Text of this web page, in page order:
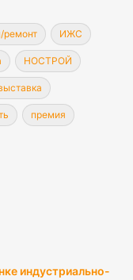
ИЖС
НОСТРОЙ
премия
индустриально-